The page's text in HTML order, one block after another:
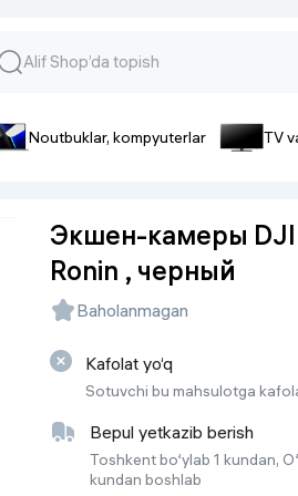
va gadjetlar
Kabellar
Noutbuklar, kompyuterlar TV
Экшен-камеры DJI
Ronin , черный
Baholanmagan
Kafolat yo‘q
Sotuvchi bu mahsulotga
Bepul yetkazib berish
Toshkent bo‘ylab 1 kundan,
kundan boshlab